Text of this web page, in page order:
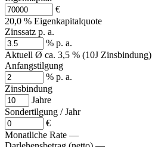
€
20,0 % Eigenkapitalquote
Zinssatz p. a.
% p. a.
Aktuell Ø ca. 3,5 % (10J Zinsbindung)
Anfangstilgung
% p. a.
Zinsbindung
Jahre
Sondertilgung / Jahr
€
Monatliche Rate —